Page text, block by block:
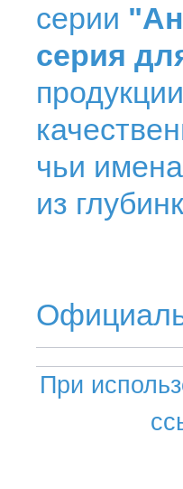
серии
серия
продукции
чьи
из
При